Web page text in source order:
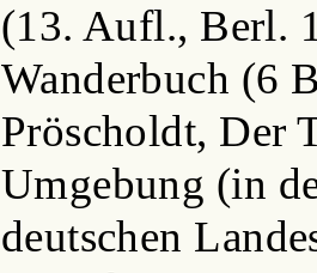
(13. Aufl., Berl.
Wanderbuch (6
Pröscholdt, Der
Umgebung (in
deutschen